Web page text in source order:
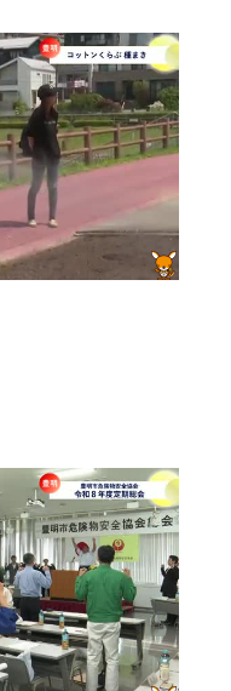
ーメールアドレ
MyIDの新規登
方は引き続き
にともないメ
ます。
画面が「メン
いただけませ
、ご了承の程
。